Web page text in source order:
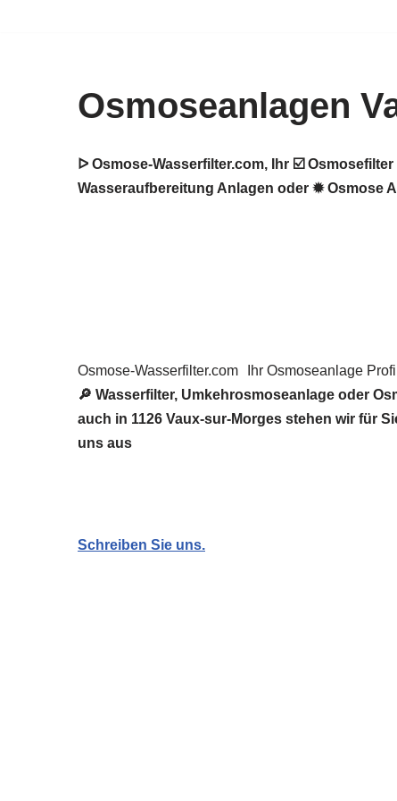
Osmoseanlagen
ᐅ Osmose-Wasserfilter.com, Ihr ☑️
Wasseraufbereitung Anlagen oder ✹ Osmose
Osmose-Wasserfilter.com
Ihr Osmoseanlage
🔎 Wasserfilter, Umkehrosmoseanlage oder
auch in 1126 Vaux-sur-Morges stehen wir für
uns aus
Schreiben Sie uns.